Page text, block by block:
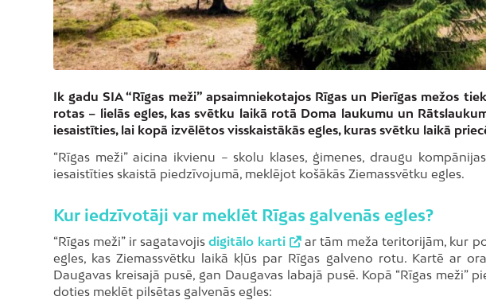
Ik gadu SIA “Rīgas meži” apsaimniekotajos Rīgas un Pierīgas mežos
rotas – lielās egles, kas svētku laikā rotā Doma laukumu un
iesaistīties, lai kopā izvēlētos visskaistākās egles, kuras svētku laikā
“Rīgas meži” aicina ikvienu – skolu klases, ģimenes, draugu
iesaistīties skaistā piedzīvojumā, meklējot košākās Ziemassvētku egles.
Kur iedzīvotāji var meklēt Rīgas galvenās egles?
“Rīgas meži” ir sagatavojisdigitālo karti
ar tām meža teritorijām, kur
egles, kas Ziemassvētku laikā kļūs par Rīgas galveno rotu. Kartē ar
Daugavas kreisajā pusē, gan Daugavas labajā pusē. Kopā “Rīgas meži”
doties meklēt pilsētas galvenās egles: